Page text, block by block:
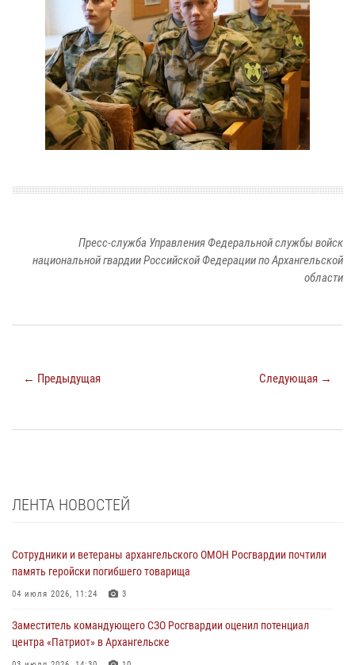
Пресс-служба Управления Федеральной службы войск
национальной гвардии Российской Федерации по Архангельской
области
← Предыдущая Следующая →
ЛЕНТА НОВОСТЕЙ
Сотрудники и ветераны архангельского ОМОН Росгвардии почтили
память геройски погибшего товарища
04 июля 2026, 11:24 3
Заместитель командующего СЗО Росгвардии оценил потенциал
центра «Патриот» в Архангельске